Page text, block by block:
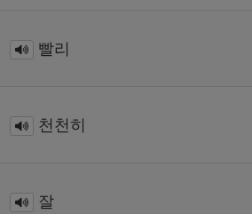
빨리
천천히
잘